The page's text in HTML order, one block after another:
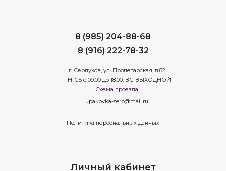
8 (985) 204-88-68
8 (916) 222-78-32
г. Серпухов, ул. Пролетарская, д.82
ПН-СБ с 09:00 до 18:00, ВС-ВЫХОДНОЙ
Схема проезда
upakovka-serp@mail.ru
Политика персональных данных
Личный кабинет